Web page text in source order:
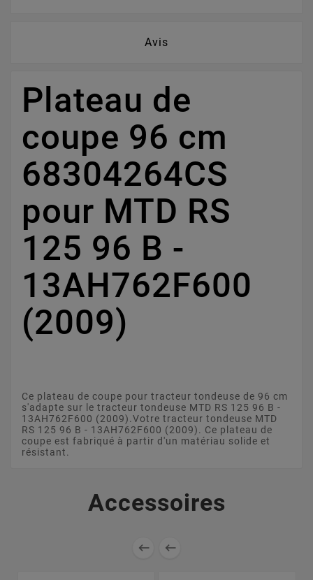
Avis
Plateau de
coupe 96 cm
68304264CS
pour MTD RS
125 96 B -
13AH762F600
(2009)
Ce plateau de coupe pour tracteur tondeuse de 96 cm
s'adapte sur le tracteur tondeuse MTD RS 125 96 B -
13AH762F600 (2009).Votre tracteur tondeuse MTD
RS 125 96 B - 13AH762F600 (2009). Ce plateau de
coupe est fabriqué à partir d'un matériau solide et
résistant.
Accessoires
 